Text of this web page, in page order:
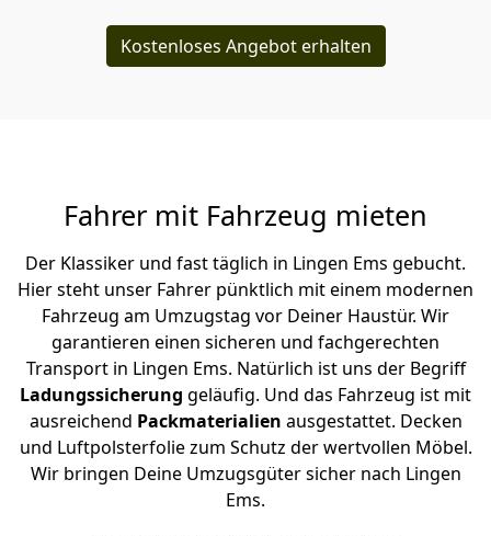
Kostenloses Angebot erhalten
Fahrer mit Fahrzeug mieten
Der Klassiker und fast täglich in Lingen Ems gebucht.
Hier steht unser Fahrer pünktlich mit einem modernen
Fahrzeug am Umzugstag vor Deiner Haustür. Wir
garantieren einen sicheren und fachgerechten
Transport in Lingen Ems. Natürlich ist uns der Begriff
Ladungssicherung geläufig. Und das Fahrzeug ist mit
ausreichend Packmaterialien ausgestattet. Decken
und Luftpolsterfolie zum Schutz der wertvollen Möbel.
Wir bringen Deine Umzugsgüter sicher nach Lingen
Ems.